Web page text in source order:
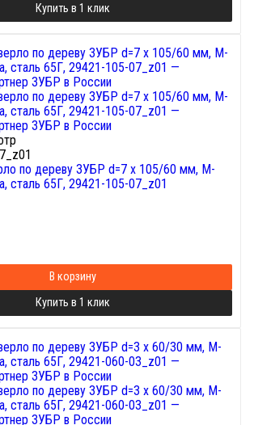
Купить в 1 клик
по дереву ЗУБР d=7 х 105/60 мм, М-
сталь 65Г, 29421-105-07_z01
В корзину
Купить в 1 клик